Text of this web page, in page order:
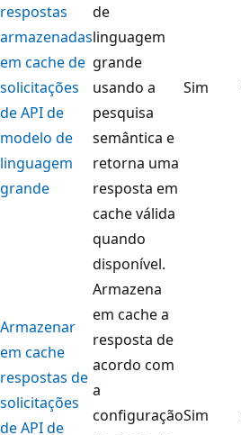
respostas
armazenadas
em cache de
solicitações
de API de
modelo de
linguagem
grande
de
linguagem
grande
usando a
pesquisa
semântica e
retorna uma
resposta em
cache válida
quando
disponível.
Sim
Armazenar
em cache
respostas de
solicitações
de API de
Armazena
em cache a
resposta de
acordo com
a
configuraçãoSim